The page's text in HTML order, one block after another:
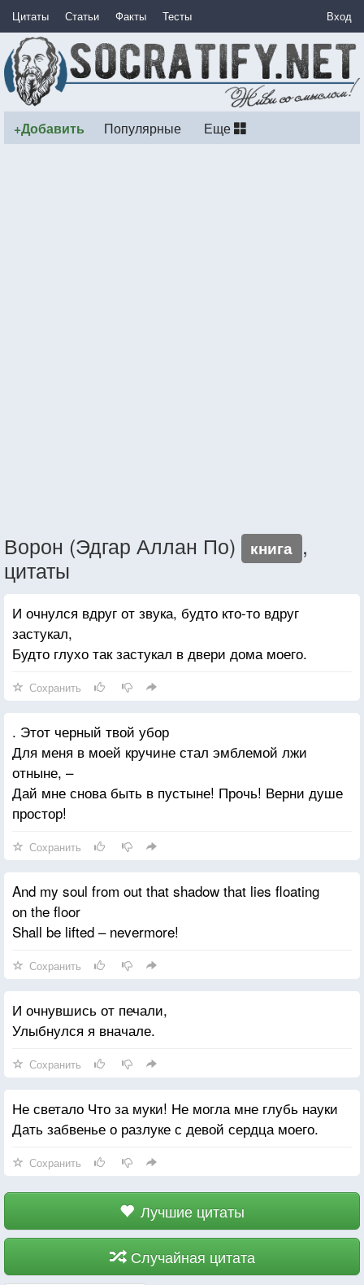
Цитаты Статьи Факты Тесты Вход
+Добавить Популярные Еще
Ворон (Эдгар Аллан По) книга ,
цитаты
И очнулся вдруг от звука, будто кто-то вдруг
застукал,
Будто глухо так застукал в двери дома моего.
Сохранить
. Этот черный твой убор
Для меня в моей кручине стал эмблемой лжи
отныне, –
Дай мне снова быть в пустыне! Прочь! Верни душе
простор!
Сохранить
And my soul from out that shadow that lies floating
on the floor
Shall be lifted – nevermore!
Сохранить
И очнувшись от печали,
Улыбнулся я вначале.
Сохранить
Не светало Что за муки! Не могла мне глубь науки
Дать забвенье о разлуке с девой сердца моего.
Сохранить
Лучшие цитаты
Случайная цитата